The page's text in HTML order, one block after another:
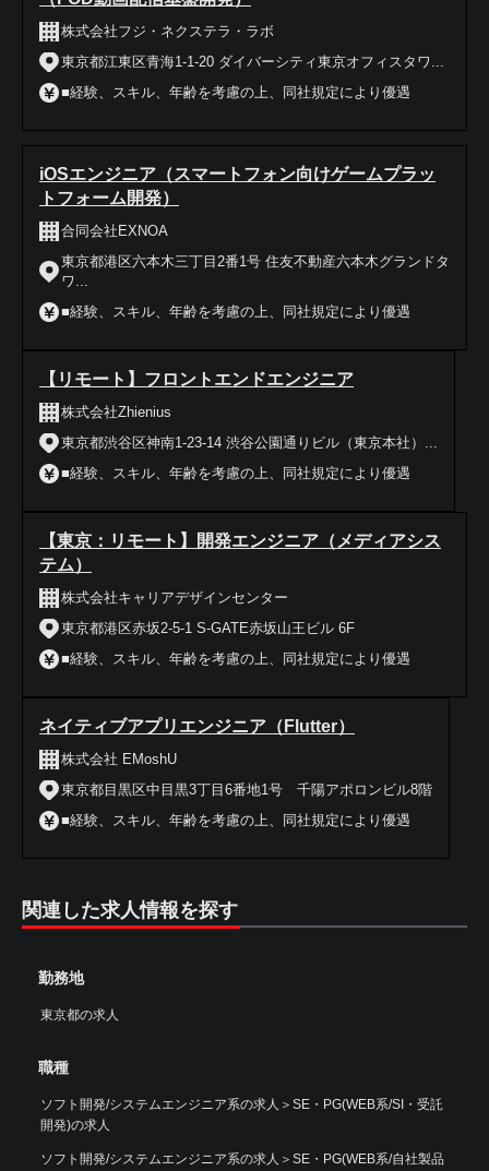
株式会社フジ・ネクステラ・ラボ
東京都江東区青海1-1-20 ダイバーシティ東京オフィスタワ...
■経験、スキル、年齢を考慮の上、同社規定により優遇
iOSエンジニア（スマートフォン向けゲームプラッ
トフォーム開発）
合同会社EXNOA
東京都港区六本木三丁目2番1号 住友不動産六本木グランドタ
ワ...
■経験、スキル、年齢を考慮の上、同社規定により優遇
【リモート】フロントエンドエンジニア
株式会社Zhienius
東京都渋谷区神南1-23-14 渋谷公園通りビル（東京本社）...
■経験、スキル、年齢を考慮の上、同社規定により優遇
【東京：リモート】開発エンジニア（メディアシス
テム）
株式会社キャリアデザインセンター
東京都港区赤坂2-5-1 S-GATE赤坂山王ビル 6F
■経験、スキル、年齢を考慮の上、同社規定により優遇
ネイティブアプリエンジニア（Flutter）
株式会社 EMoshU
東京都目黒区中目黒3丁目6番地1号 千陽アポロンビル8階
■経験、スキル、年齢を考慮の上、同社規定により優遇
関連した求人情報を探す
勤務地
東京都の求人
職種
ソフト開発/システムエンジニア系の求人 ＞ SE・PG(WEB系/SI・受託
開発)の求人
ソフト開発/システムエンジニア系の求人 ＞ SE・PG(WEB系/自社製品